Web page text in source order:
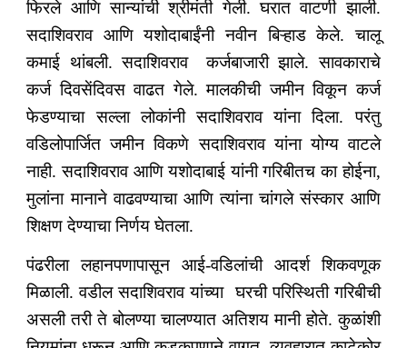
फिरले आणि सान्यांची श्रीमंती गेली. घरात वाटणी झाली.
सदाशिवराव आणि यशोदाबाईंनी नवीन बिऱ्हाड केले. चालू
कमाई थांबली. सदाशिवराव कर्जबाजारी झाले. सावकाराचे
कर्ज दिवसेंदिवस वाढत गेले. मालकीची जमीन विकून कर्ज
फेडण्याचा सल्ला लोकांनी सदाशिवराव यांना दिला. परंतु
वडिलोपार्जित जमीन विकणे सदाशिवराव यांना योग्य वाटले
नाही. सदाशिवराव आणि यशोदाबाई यांनी गरिबीतच का होईना,
मुलांना मानाने वाढवण्याचा आणि त्यांना चांगले संस्कार आणि
शिक्षण देण्याचा निर्णय घेतला.
पंढरीला लहानपणापासून आई-वडिलांची आदर्श शिकवणूक
मिळाली. वडील सदाशिवराव यांच्या घरची परिस्थिती गरिबीची
असली तरी ते बोलण्या चालण्यात अतिशय मानी होते. कुळांशी